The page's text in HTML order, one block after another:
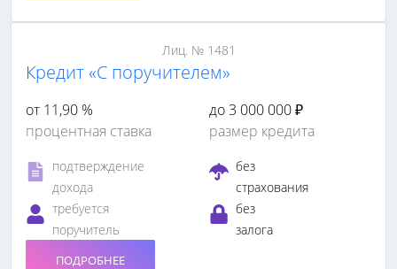
Лиц. № 1481
Кредит «С поручителем»
от 11,90 %
процентная ставка
до 3 000 000 ₽
размер кредита
подтверждение
дохода
без
страхования
требуется
поручитель
без
залога
ПОДРОБНЕЕ